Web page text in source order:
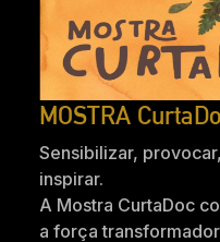
MOSTRA
Sensibilizar,
inspirar.
A Mostra CurtaDoc
a força